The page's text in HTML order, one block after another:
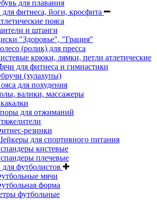
для плавания
фитнеса, йоги, кросфита
пояса
и штанги
"Здоровье", "Грация"
(ролик) для пресса
крюки, лямки, петли атлетические
для фитнеса и гимнастики
(хулахупы)
для похудения
валики, массажеры
для отжиманий
резинки
для спортивного питания
кистевые
плечевые
футболистов
мячи
форма
футбольные